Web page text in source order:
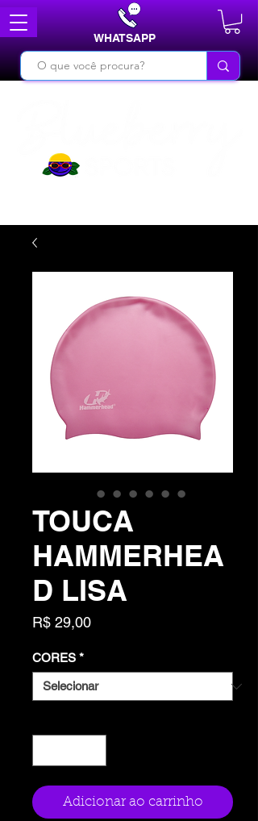
WHATSAPP
TOUCA
HAMMERHEA
D LISA
R$ 29,00Preço
CORES *
Adicionar ao carrinho